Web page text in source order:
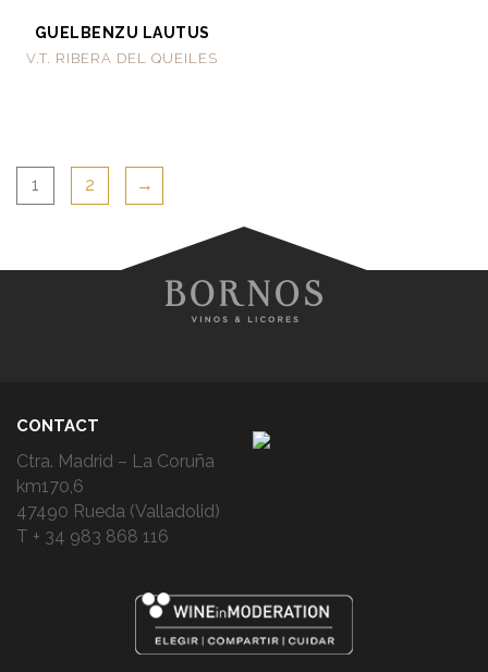
GUELBENZU LAUTUS
V.T. RIBERA DEL QUEILES
1 2 →
CONTACT
Ctra. Madrid – La Coruña
km170,6
47490 Rueda (Valladolid)
T + 34 983 868 116